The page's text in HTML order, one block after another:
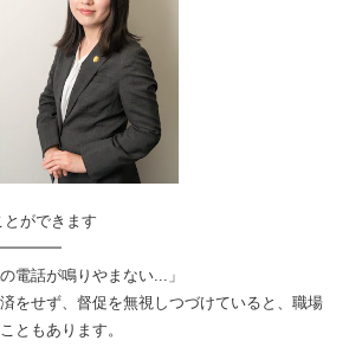
ができます
電話が鳴りやまない...」
をせず、督促を無視しつづけていると、職場
ともあります。